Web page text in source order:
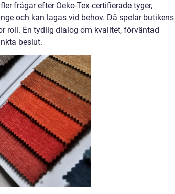
frågar efter Oeko-Tex-certifierade tyger,
och kan lagas vid behov. Då spelar butikens
roll. En tydlig dialog om kvalitet, förväntad
beslut.